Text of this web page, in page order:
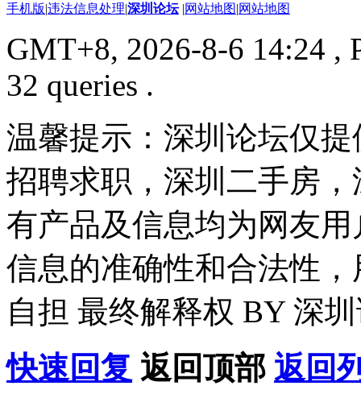
手机版|违法信息处理|深圳论坛 |网站地图|网站地图
GMT+8, 2026-8-6 14:24 ,
32 queries .
温馨提示：深圳论坛仅
招聘求职，深圳二手房
有产品及信息均为网友
信息的准确性和合法性
自担 最终解释权 BY 深
快速回复 返回顶部 返回